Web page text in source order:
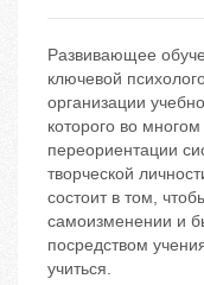
Развивающее
ключевой
организации
которого во
переориентации
творческой
состоит в том,
самоизменении и
посредством
учиться.